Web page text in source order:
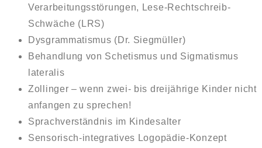
Verarbeitungsstörungen, Lese-Rechtschreib-
Schwäche (LRS)
Dysgrammatismus (Dr. Siegmüller)
Behandlung von Schetismus und Sigmatismus
lateralis
Zollinger – wenn zwei- bis dreijährige Kinder nicht
anfangen zu sprechen!
Sprachverständnis im Kindesalter
Sensorisch-integratives Logopädie-Konzept